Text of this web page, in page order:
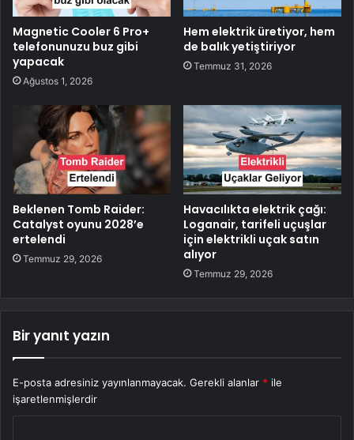
Magnetic Cooler 6 Pro+
telefonunuzu buz gibi
yapacak
Ağustos 1, 2026
Hem elektrik üretiyor, hem
de balık yetiştiriyor
Temmuz 31, 2026
Beklenen Tomb Raider:
Catalyst oyunu 2028’e
ertelendi
Temmuz 29, 2026
Havacılıkta elektrik çağı:
Loganair, tarifeli uçuşlar
için elektrikli uçak satın
alıyor
Temmuz 29, 2026
Bir yanıt yazın
E-posta adresiniz yayınlanmayacak. Gerekli alanlar * ile
işaretlenmişlerdir